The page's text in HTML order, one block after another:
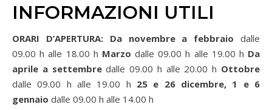
INFORMAZIONI UTILI
ORARI D’APERTURA: Da novembre a febbraiodalle
09.00 h alle 18.00 h Marzo dalle 09.00 h alle 19.00 h Da
aprile a settembredalle 09.00 h alle 20.00 h Ottobre
dalle 09.00 h alle 19.00 h 25 e 26 dicembre, 1 e 6
gennaio dalle 09.00 h alle 14.00 h